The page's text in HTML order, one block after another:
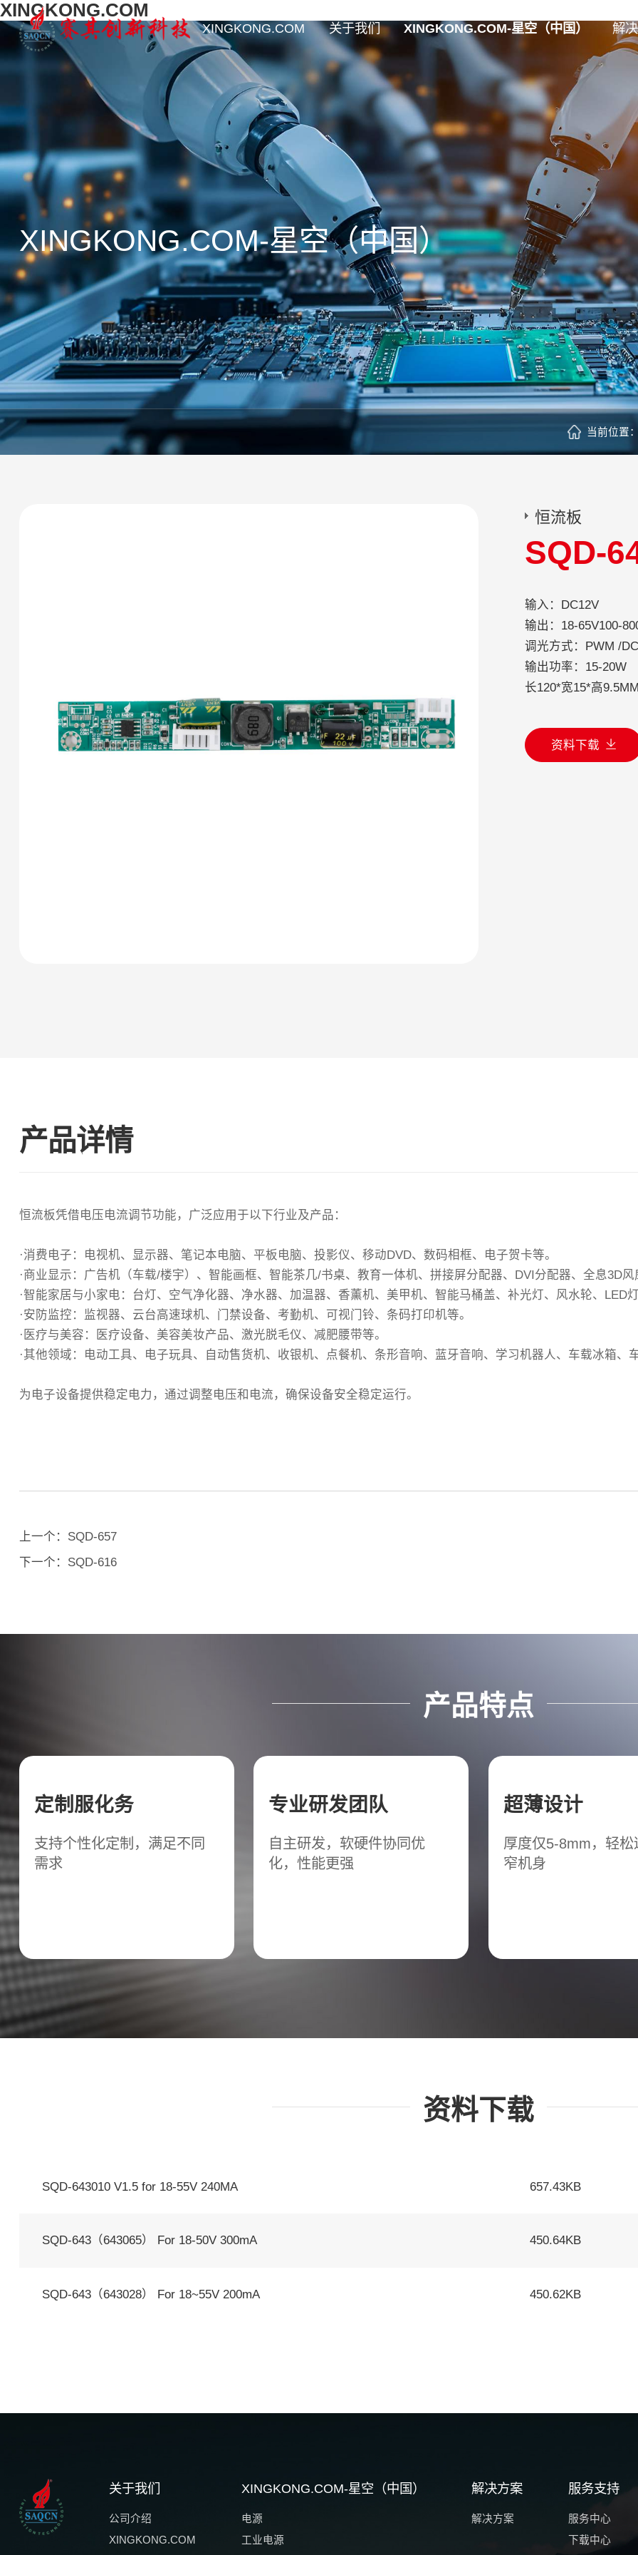
XINGKONG.COM
XINGKONG.COM 关于我们 XINGKONG.COM-星空（中国） 解
XINGKONG.COM-星空（中国）
当前位置
恒流板
SQD-
输入：DC12V
输出：18-65V100-
调光方式：PWM /
输出功率：15-20W
长120*宽15*高
资料下载
产品详情
恒流板凭借电压电流调节功能，广泛应用于以下行业及产品：
·消费电子‌：电视机、显示器、笔记本电脑、平板电脑、投影仪、移动DVD、数码相框、电子贺卡等。
·商业显示‌：广告机（车载/楼宇）、智能画框、智能茶几/书桌、教育一体机、拼接屏分配器、DVI分配器、全息3D风
·智能家居与小家电‌：台灯、空气净化器、净水器、加温器、香薰机、美甲机、智能马桶盖、补光灯、风水轮、LED
‌·安防监控‌：监视器、云台高速球机、门禁设备、考勤机、可视门铃、条码打印机等。
·医疗与美容‌：医疗设备、美容美妆产品、激光脱毛仪、减肥腰带等。
‌·其他领域‌：电动工具、电子玩具、自动售货机、收银机、点餐机、条形音响、蓝牙音响、学习机器人、车载冰箱、
为电子设备提供稳定电力，通过调整电压和电流，确保设备安全稳定运行。
上一个： SQD-657
下一个： SQD-616
产品特点
定制服化务
支持个性化定制，满足不同
需求
专业研发团队
自主研发，软硬件协同优
化，性能更强
超薄设计
厚度仅5-8mm，轻松
窄机身
资料下载
SQD-643010 V1.5 for 18-55V 240MA 657.43KB
SQD-643（643065） For 18-50V 300mA 450.64KB
SQD-643（643028） For 18~55V 200mA 450.62KB
关于我们
公司介绍
XINGKONG.COM
XINGKONG.COM-星空（中国）
电源
工业电源
解决方案
解决方案
服务支持
服务中心
下载中心